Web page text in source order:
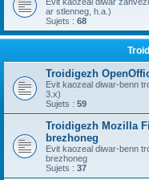
ar stlenneg, h.a.)
Sujets : 68
Troidigezh
Evit kaozeal diwar-benn
3.x)
Sujets : 59
Troidigezh Mozilla
brezhoneg
Evit kaozeal diwar-benn
brezhoneg
Sujets : 37